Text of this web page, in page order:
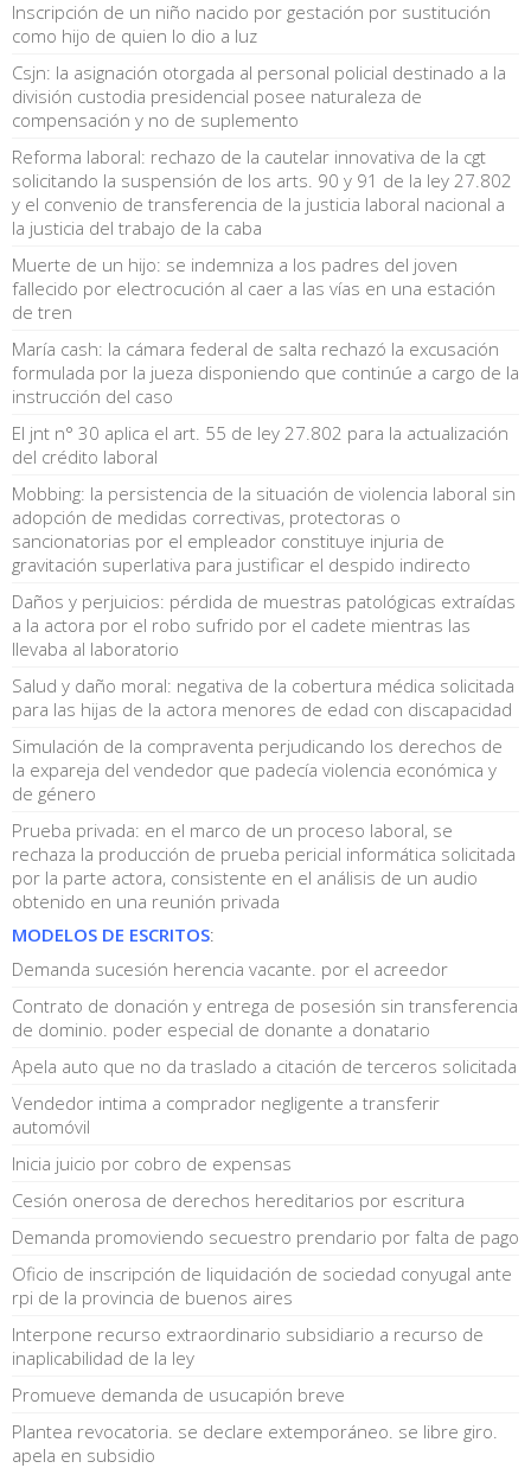
Inscripción de un niño nacido por gestación por sustitución
como hijo de quien lo dio a luz
Csjn: la asignación otorgada al personal policial destinado a la
división custodia presidencial posee naturaleza de
compensación y no de suplemento
Reforma laboral: rechazo de la cautelar innovativa de la cgt
solicitando la suspensión de los arts. 90 y 91 de la ley 27.802
y el convenio de transferencia de la justicia laboral nacional a
la justicia del trabajo de la caba
Muerte de un hijo: se indemniza a los padres del joven
fallecido por electrocución al caer a las vías en una estación
de tren
María cash: la cámara federal de salta rechazó la excusación
formulada por la jueza disponiendo que continúe a cargo de la
instrucción del caso
El jnt n° 30 aplica el art. 55 de ley 27.802 para la actualización
del crédito laboral
Mobbing: la persistencia de la situación de violencia laboral sin
adopción de medidas correctivas, protectoras o
sancionatorias por el empleador constituye injuria de
gravitación superlativa para justificar el despido indirecto
Daños y perjuicios: pérdida de muestras patológicas extraídas
a la actora por el robo sufrido por el cadete mientras las
llevaba al laboratorio
Salud y daño moral: negativa de la cobertura médica solicitada
para las hijas de la actora menores de edad con discapacidad
Simulación de la compraventa perjudicando los derechos de
la expareja del vendedor que padecía violencia económica y
de género
Prueba privada: en el marco de un proceso laboral, se
rechaza la producción de prueba pericial informática solicitada
por la parte actora, consistente en el análisis de un audio
obtenido en una reunión privada
MODELOS DE ESCRITOS:
Demanda sucesión herencia vacante. por el acreedor
Contrato de donación y entrega de posesión sin transferencia
de dominio. poder especial de donante a donatario
Apela auto que no da traslado a citación de terceros solicitada
Vendedor intima a comprador negligente a transferir
automóvil
Inicia juicio por cobro de expensas
Cesión onerosa de derechos hereditarios por escritura
Demanda promoviendo secuestro prendario por falta de pago
Oficio de inscripción de liquidación de sociedad conyugal ante
rpi de la provincia de buenos aires
Interpone recurso extraordinario subsidiario a recurso de
inaplicabilidad de la ley
Promueve demanda de usucapión breve
Plantea revocatoria. se declare extemporáneo. se libre giro.
apela en subsidio